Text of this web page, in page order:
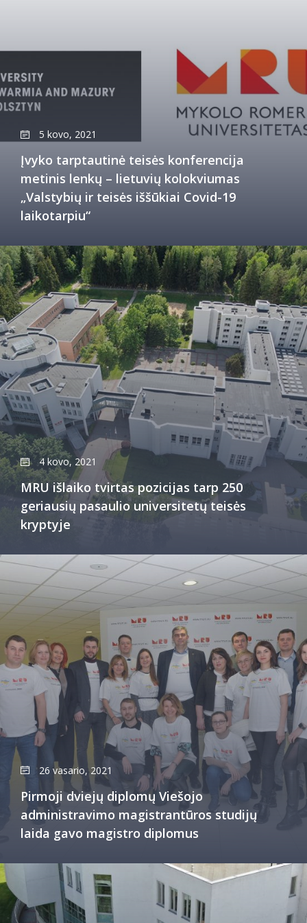
5 kovo, 2021
Įvyko tarptautinė teisės konferencija
metinis lenkų – lietuvių kolokviumas
„Valstybių ir teisės iššūkiai Covid-19
laikotarpiu“
4 kovo, 2021
MRU išlaiko tvirtas pozicijas tarp 250
geriausių pasaulio universitetų teisės
kryptyje
26 vasario, 2021
Pirmoji dviejų diplomų Viešojo
administravimo magistrantūros studijų
laida gavo magistro diplomus